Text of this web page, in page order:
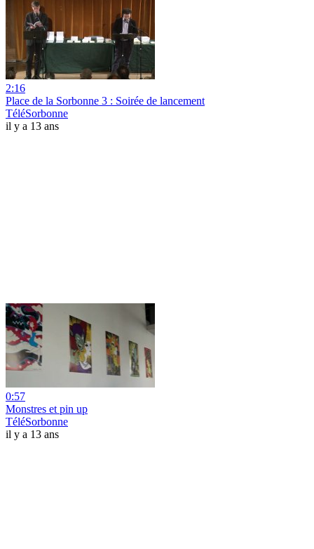
2:16
Place de la Sorbonne 3 : Soirée de lancement
TéléSorbonne
il y a 13 ans
0:57
Monstres et pin up
TéléSorbonne
il y a 13 ans